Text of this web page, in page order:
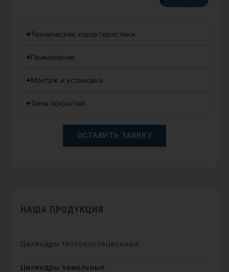
НАША ПРОДУКЦИЯ
Цилиндры теплоизоляционные
Цилиндры ламельные
Технические характеристики
Применение
Монтаж и установка
Типы покрытий
ОСТАВИТЬ ЗАЯВКУ